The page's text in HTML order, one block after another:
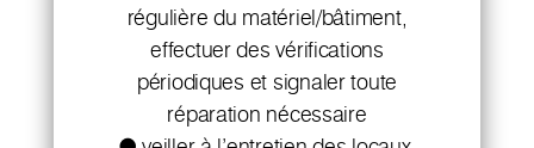
régulière du matériel/bâtiment,
effectuer des vérifications
périodiques et signaler toute
réparation nécessaire